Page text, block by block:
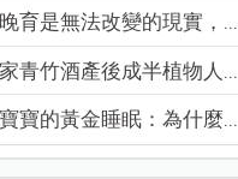
育是無法改變的現實，...
青竹酒產後成半植物人...
寶的黃金睡眠：為什麼...